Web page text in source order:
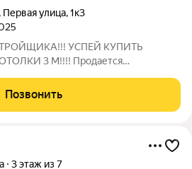
, Первая улица,1к3
УСПЕЙ КУПИТЬ
3 М!!!! Продается
кухня 12,45 кв.м. Квартира
дома терминал С. Каждый
Позвонить
3 этаж из 7